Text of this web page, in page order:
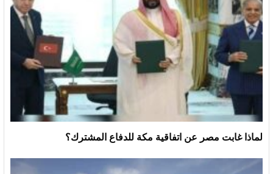
لماذا غابت مصر عن اتفاقية مكة للدفاع المشترك؟